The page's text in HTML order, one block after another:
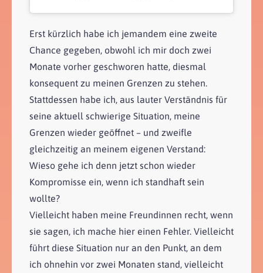
Erst kürzlich habe ich jemandem eine zweite
Chance gegeben, obwohl ich mir doch zwei
Monate vorher geschworen hatte, diesmal
konsequent zu meinen Grenzen zu stehen.
Stattdessen habe ich, aus lauter Verständnis für
seine aktuell schwierige Situation, meine
Grenzen wieder geöffnet – und zweifle
gleichzeitig an meinem eigenen Verstand:
Wieso gehe ich denn jetzt schon wieder
Kompromisse ein, wenn ich standhaft sein
wollte?
Vielleicht haben meine Freundinnen recht, wenn
sie sagen, ich mache hier einen Fehler. Vielleicht
führt diese Situation nur an den Punkt, an dem
ich ohnehin vor zwei Monaten stand, vielleicht